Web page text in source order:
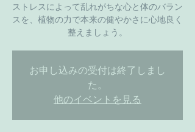
ストレスによって乱れがちな心と体のバラン
スを、植物の力で本来の健やかさに心地良く
整えましょう。
お申し込みの受付は終了しまし
た。
他のイベントを見る